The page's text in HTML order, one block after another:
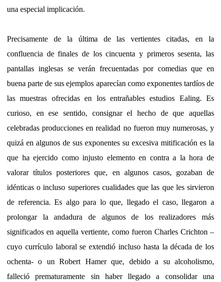
una especial implicación.
Precisamente de la última de las vertientes citadas, en la
confluencia de finales de los cincuenta y primeros sesenta, las
pantallas inglesas se verán frecuentadas por comedias que en
buena parte de sus ejemplos aparecían como exponentes tardíos de
las muestras ofrecidas en los entrañables estudios Ealing. Es
curioso, en ese sentido, consignar el hecho de que aquellas
celebradas producciones en realidad no fueron muy numerosas, y
quizá en algunos de sus exponentes su excesiva mitificación es la
que ha ejercido como injusto elemento en contra a la hora de
valorar títulos posteriores que, en algunos casos, gozaban de
idénticas o incluso superiores cualidades que las que les sirvieron
de referencia. Es algo para lo que, llegado el caso, llegaron a
prolongar la andadura de algunos de los realizadores más
significados en aquella vertiente, como fueron Charles Crichton –
cuyo currículo laboral se extendió incluso hasta la década de los
ochenta- o un Robert Hamer que, debido a su alcoholismo,
falleció prematuramente sin haber llegado a consolidar una